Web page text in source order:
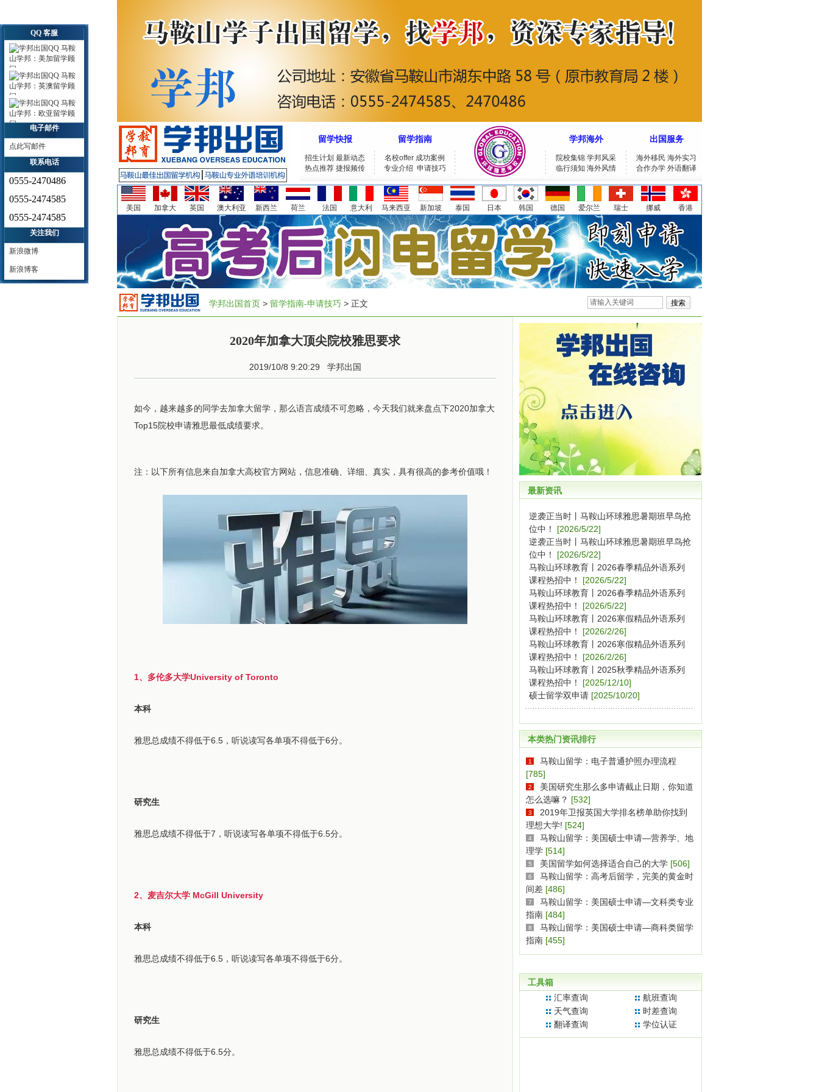
留学快报 留学指南 学邦海外 出国服务
招生计划 最新动态
热点推荐 捷报频传
名校offer 成功案例
专业介绍 申请技巧
院校集锦 学邦风采
临行须知 海外风情
海外移民 海外实习
合作办学 外语翻译
美国 加拿大 英国 澳大利亚 新西兰 荷兰 法国 意大利 马来西亚 新加坡 泰国 日本 韩国 德国 爱尔兰 瑞士 挪威 香港
学邦出国首页 > 留学指南-申请技巧 > 正文
2020年加拿大顶尖院校雅思要求
2019/10/8 9:20:29 学邦出国
如今，越来越多的同学去加拿大留学，那么语言成绩不可忽略，今天我们就来盘点下2020加拿大
Top15院校申请雅思最低成绩要求。
注：以下所有信息来自加拿大高校官方网站，信息准确、详细、真实，具有很高的参考价值哦！
1、多伦多大学University of Toronto
本科
雅思总成绩不得低于6.5，听说读写各单项不得低于6分。
研究生
雅思总成绩不得低于7，听说读写各单项不得低于6.5分。
2、麦吉尔大学 McGill University
本科
雅思总成绩不得低于6.5，听说读写各单项不得低于6分。
研究生
雅思总成绩不得低于6.5分。
最新资讯
逆袭正当时丨马鞍山环球雅思暑期班早鸟抢
位中！
[2026/5/22]
逆袭正当时丨马鞍山环球雅思暑期班早鸟抢
位中！
[2026/5/22]
马鞍山环球教育丨2026春季精品外语系列
课程热招中！
[2026/5/22]
马鞍山环球教育丨2026春季精品外语系列
课程热招中！
[2026/5/22]
马鞍山环球教育丨2026寒假精品外语系列
课程热招中！
[2026/2/26]
马鞍山环球教育丨2026寒假精品外语系列
课程热招中！
[2026/2/26]
马鞍山环球教育丨2025秋季精品外语系列
课程热招中！
[2025/12/10]
硕士留学双申请 [2025/10/20]
本类热门资讯排行
1
马鞍山留学：电子普通护照办理流程
[785]
2
美国研究生那么多申请截止日期，你知道
怎么选嘛？ [532]
3
2019年卫报英国大学排名榜单助你找到
理想大学! [524]
4
马鞍山留学：美国硕士申请—营养学、地
理学 [514]
5 美国留学如何选择适合自己的大学 [506]
6
马鞍山留学：高考后留学，完美的黄金时
间差 [486]
7
马鞍山留学：美国硕士申请—文科类专业
指南 [484]
8
马鞍山留学：美国硕士申请—商科类留学
指南 [455]
工具箱
汇率查询
航班查询
天气查询
时差查询
翻译查询
学位认证
QQ 客服
马鞍
山学邦：美加留学顾
问
马鞍
山学邦：英澳留学顾
问
马鞍
山学邦：欧亚留学顾
问
电子邮件
点此写邮件
联系电话
0555-2470486
0555-2474585
0555-2474585
关注我们
新浪微博
新浪博客